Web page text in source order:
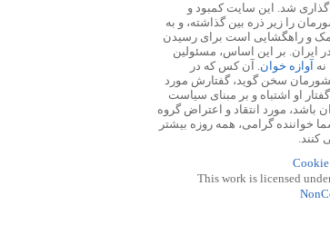
در ۱۳ اسفند ۱۳۸۷ پایه گذاری شد. این سایت کمبود و
را زیر ذره بین گذاشته، و به
و راهگشایی است برای رسیدن
در ایران. بر این اساس، مسئولین
آوازه خوان. آن کس که در
سخن گوید، گفتارش مورد
او اشتباه و بر مبنای سیاست
باشد، مورد انتقاد و اعتراض گروه
خواننده گرامی، همه روزه بیشتر
This work is licensed